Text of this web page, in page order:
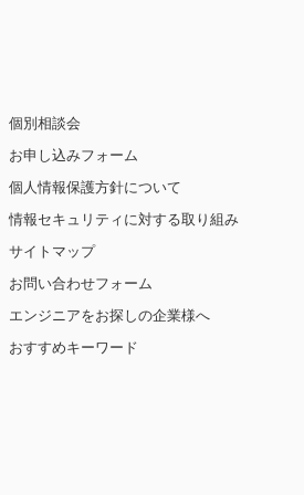
覧情報などをもとにユーザーの興味・関
用しています（ただし、個人を特定・識
講じます。
個別相談会
お申し込みフォーム
個人情報保護方針について
情報セキュリティに対する取り組み
サイトマップ
お問い合わせフォーム
エンジニアをお探しの企業様へ
おすすめキーワード